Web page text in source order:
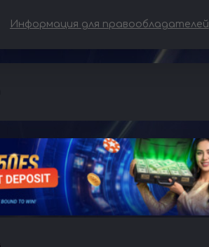
Информация для правообладателей